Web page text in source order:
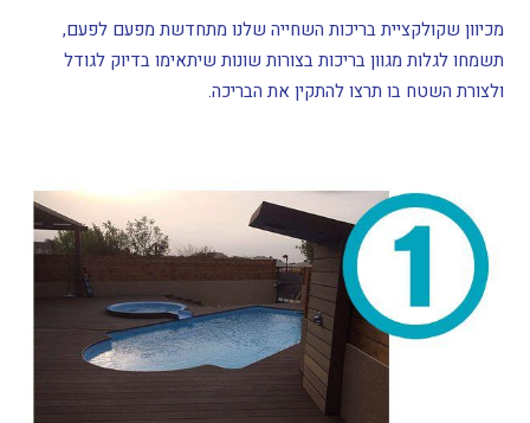
מכיוון שקולקציית בריכות השחייה שלנו מתחדשת מפעם לפעם,
תשמחו לגלות מגוון בריכות בצורות שונות שיתאימו בדיוק לגודל
ולצורת השטח בו תרצו להתקין את הבריכה.